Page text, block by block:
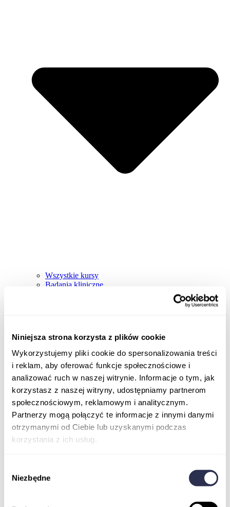
Niniejsza strona korzysta z plików cookie
Wykorzystujemy pliki cookie do spersonalizowania treści
i reklam, aby oferować funkcje społecznościowe i
analizować ruch w naszej witrynie. Informacje o tym, jak
korzystasz z naszej witryny, udostępniamy partnerom
społecznościowym, reklamowym i analitycznym.
Partnerzy mogą połączyć te informacje z innymi danymi
otrzymanymi od Ciebie lub uzyskanymi podczas
korzystania z ich usług.
zgody
Niezbędne
Wszystkie kursy
Badania kliniczne